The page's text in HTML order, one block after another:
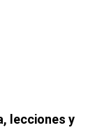
lecciones y